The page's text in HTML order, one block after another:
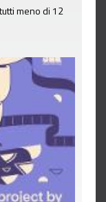
meno di 12